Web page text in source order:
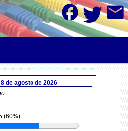
facebook mail
de agosto de 2026
(60%)